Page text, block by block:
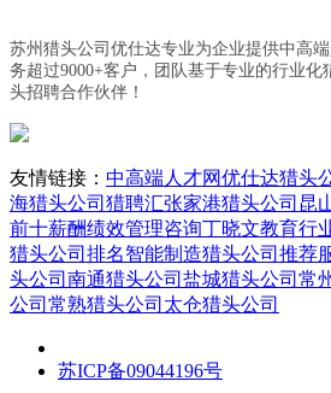
苏州猎头公司优仕达专业为企业提供中高
务超过9000+客户，团队基于专业的行业
头招聘合作伙伴！
友情链接： 中高端人才网优仕达猎头
海猎头公司 猎聘汇张家港猎头公司 昆
前十薪酬绩效管理咨询丁晓文教育行
猎头公司排名智能制造猎头公司推荐
头公司 南通猎头公司 盐城猎头公司 常
公司 常熟猎头公司 太仓猎头公司
苏ICP备09044196号